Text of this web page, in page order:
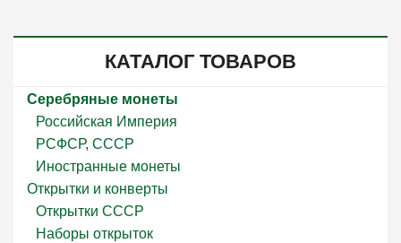
КАТАЛОГ ТОВАРОВ
Серебряные монеты
Российская Империя
РСФСР, СССР
Иностранные монеты
Открытки и конверты
Открытки СССР
Наборы открыток